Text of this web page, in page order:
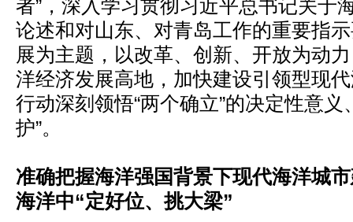
者”，深入学习贯彻习近平总书记关于
论述和对山东、对青岛工作的重要指
展为主题，以改革、创新、开放为动
洋经济发展高地，加快建设引领型现
行动深刻领悟“两个确立”的决定性意义
护”。
准确把握海洋强国背景下现代海洋城
海洋中“定好位、挑大梁”